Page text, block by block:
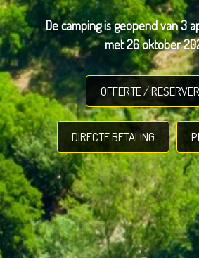
De camping is geopend van 3
met 26 oktober
OFFERTE /
DIRECTE BETALING
aan de oevers van de Jaur op
afstand van uw
rustige omgeving in het
natuurpark Haut
Meer informatie